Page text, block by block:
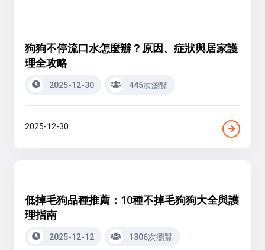
狗狗不停流口水怎麼辦？原因、症狀與居家護
理全攻略
2025-12-30 445次瀏覽
2025-12-30
低掉毛狗品種推薦：10種不掉毛狗狗大全與護
理指南
2025-12-12 1306次瀏覽